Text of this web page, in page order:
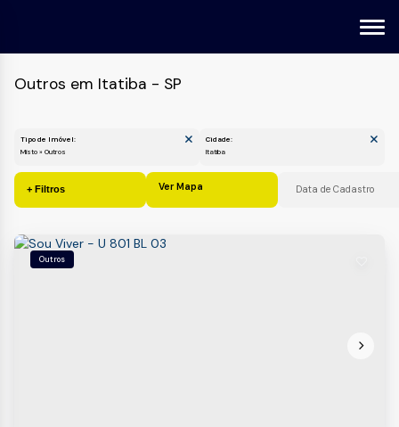
Outros em Itatiba - SP
Tipo de Imóvel:
Ver Mapa
Outros